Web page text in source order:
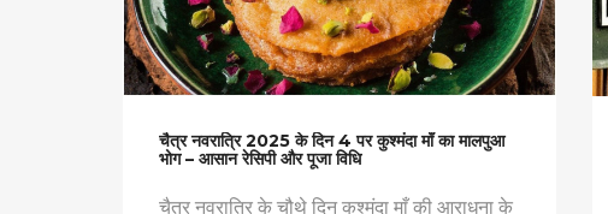
चैत्र नवरात्रि 2025 के दिन 4 पर कुश्मंदा माँ का मालपुआ
भोग – आसान रेसिपी और पूजा विधि
चैत्र नवरात्रि के चौथे दिन कुश्मंदा माँ की आराधना के